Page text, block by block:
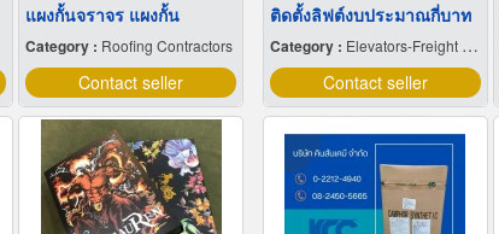
แผงกั้นจราจร แผงกั้น
Category : Roofing Contractors
Contact seller
ติดตั้งลิฟต์งบประมาณกี่บาท
Category : Elevators-Freight & Passenger
Contact seller